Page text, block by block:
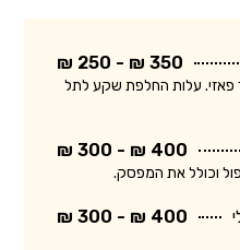
350 ₪ - 250 ₪
עלות החלפת שקע לתל
400 ₪ - 300 ₪
וכולל את המפסק.
400 ₪ - 300 ₪